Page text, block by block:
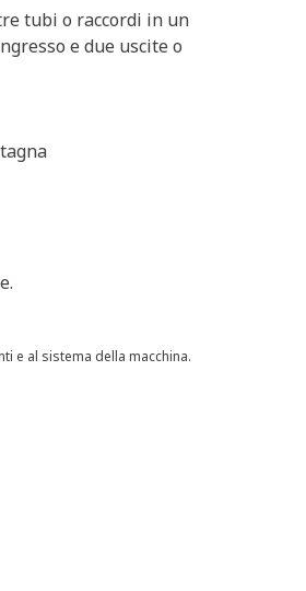
tubi o raccordi in un
e due uscite o
e al sistema della macchina.